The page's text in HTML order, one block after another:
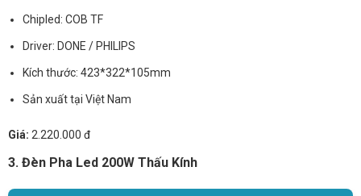
Chipled: COB TF
Driver: DONE / PHILIPS
Kích thước: 423*322*105mm
Sản xuất tại Việt Nam
Giá: 2.220.000 đ
3. Đèn Pha Led 200W Thấu Kính